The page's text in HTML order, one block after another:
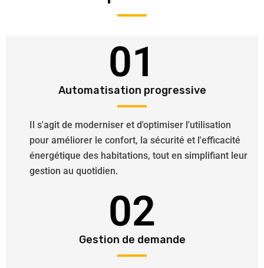
01
Automatisation progressive
Il s'agit de moderniser et d'optimiser l'utilisation
pour améliorer le confort, la sécurité et l'efficacité
énergétique des habitations, tout en simplifiant leur
gestion au quotidien.
02
Gestion de demande